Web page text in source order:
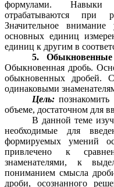
формулами.
отрабатываются при
Значительное внимание
основных единиц
единиц к другим в
5.
Обыкновенная дробь.
обыкновенных дробей.
одинаковыми
Цель:
объеме, достаточном для
В данной теме
необходимые для
формируемых умений
привлечено к
знаменателями, к
пониманием смысла
дроби, осознанного